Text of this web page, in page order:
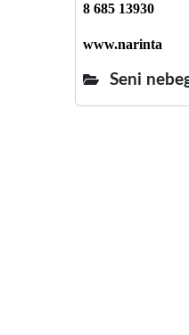
8 685 13930
www.narinta
Seni